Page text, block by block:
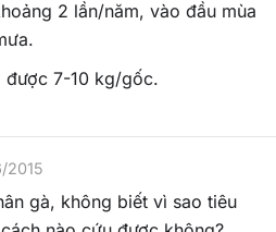
2 lần/năm, vào đầu mùa
được 7-10 kg/gốc.
2015
gà, không biết vì sao tiêu